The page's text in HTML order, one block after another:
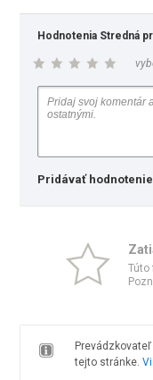
Hodnotenia Stredná
Pridávať
Túto
tejto stránke.